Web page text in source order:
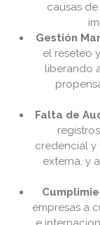
causas
Gestión
el reseteo
liberando
Falta de
credencial y
externa, y
empresas a